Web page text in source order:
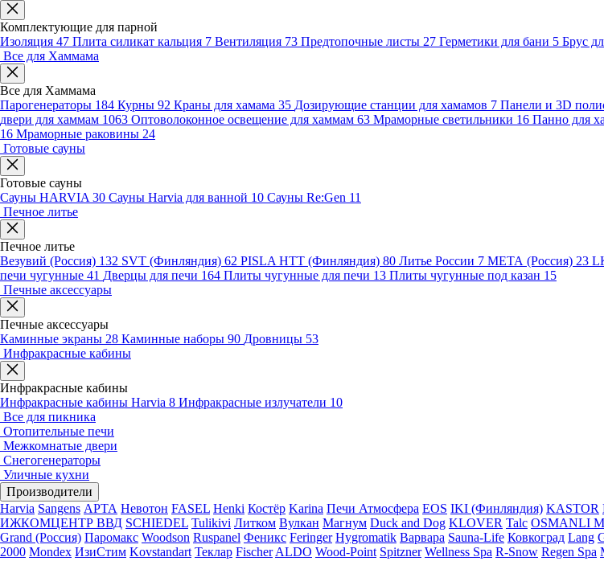
Комплектующие для парной
Изоляция 47 Плита силикат кальция 7 Вентиляция 73 Предтопочные листы 27 Герметики для бани 5 Брус
Все для Хаммама
Все для Хаммама
Парогенераторы 184 Курны 92 Краны для хамама 35 Дозирующие станции для хамамов 7 Панели и 3D
двери для хаммам 1063 Оптоволоконное освещение для хаммам 63 Мраморные светильники 16 Панно для
16 Мраморные раковины 24
Готовые сауны
Готовые сауны
Сауны HARVIA 30 Сауны Harvia для ванной 10 Сауны Re:Gen 11
Печное литье
Печное литье
Везувий (Россия) 132 SVT (Финляндия) 62 PISLA HTT (Финляндия) 80 Литье России 7 МЕТА (Россия) 23
печи чугунные 41 Дверцы для печи 164 Плиты чугунные для печи 13 Плиты чугунные под казан 15
Печные аксессуары
Печные аксессуары
Каминные экраны 28 Каминные наборы 90 Дровницы 53
Инфракрасные кабины
Инфракрасные кабины
Инфракрасные кабины Harvia 8 Инфракрасные излучатели 10
Все для пикника
Отопительные печи
Межкомнатые двери
Снегогенераторы
Уличные кухни
Производители
Harvia Sangens АРТА Невотон FASEL Henki Костёр Karina Печи Атмосфера EOS IKI (Финляндия) KASTOR
ИЖКОМЦЕНТР ВВД SCHIEDEL Tulikivi Литком Вулкан Магнум Duck and Dog KLOVER Talc OSMANLI
Grand (Россия) Паромакс Woodson Ruspanel Феникс Feringer Hygromatik Варвара Sauna-Life Ковкоград Lang
2000 Mondex ИзиСтим Kovstandart Теклар Fischer ALDO Wood-Point Spitzner Wellness Spa R-Snow Regen Spa